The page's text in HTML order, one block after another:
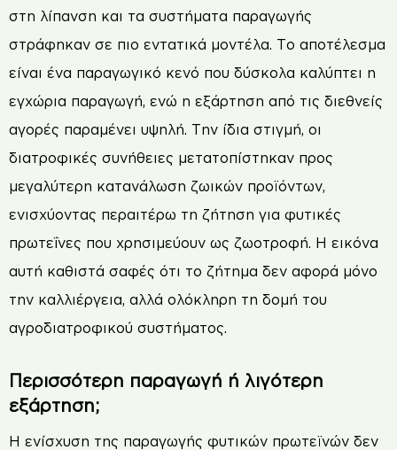
στη λίπανση και τα συστήματα παραγωγής
στράφηκαν σε πιο εντατικά μοντέλα. Το αποτέλεσμα
είναι ένα παραγωγικό κενό που δύσκολα καλύπτει η
εγχώρια παραγωγή, ενώ η εξάρτηση από τις διεθνείς
αγορές παραμένει υψηλή. Την ίδια στιγμή, οι
διατροφικές συνήθειες μετατοπίστηκαν προς
μεγαλύτερη κατανάλωση ζωικών προϊόντων,
ενισχύοντας περαιτέρω τη ζήτηση για φυτικές
πρωτεΐνες που χρησιμεύουν ως ζωοτροφή. Η εικόνα
αυτή καθιστά σαφές ότι το ζήτημα δεν αφορά μόνο
την καλλιέργεια, αλλά ολόκληρη τη δομή του
αγροδιατροφικού συστήματος.
Περισσότερη παραγωγή ή λιγότερη
εξάρτηση;
Η ενίσχυση της παραγωγής φυτικών πρωτεϊνών δεν